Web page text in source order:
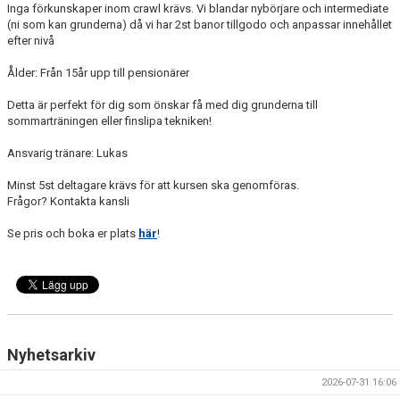
Inga förkunskaper inom crawl krävs. Vi blandar nybörjare och intermediate
(ni som kan grunderna) då vi har 2st banor tillgodo och anpassar innehållet
efter nivå
Ålder: Från 15år upp till pensionärer
Detta är perfekt för dig som önskar få med dig grunderna till
sommarträningen eller finslipa tekniken!
Ansvarig tränare: Lukas
Minst 5st deltagare krävs för att kursen ska genomföras.
Frågor? Kontakta kansli
Se pris och boka er plats här!
Nyhetsarkiv
2026-07-31 16:06